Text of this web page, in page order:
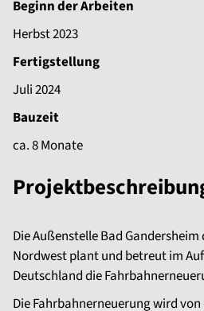
Beginn der Arbeiten
Herbst 2023
Fertigstellung
Juli 2024
Bauzeit
ca. 8 Monate
Die Außenstelle Bad
Nordwest plant und betreut im
Deutschland die
Die Fahrbahnerneuerung wird